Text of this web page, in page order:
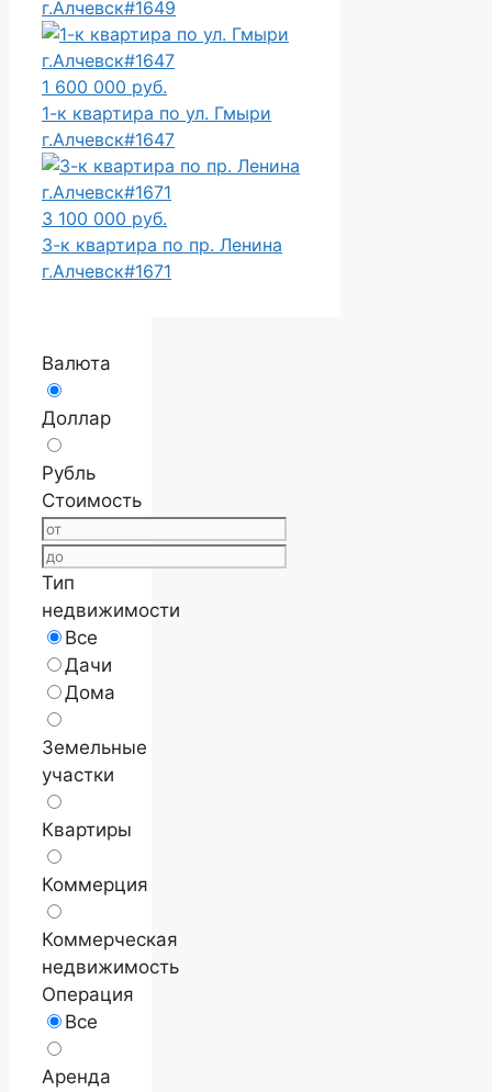
г.Алчевск#1649
1 600 000 руб.
1-к квартира по ул. Гмыри
г.Алчевск#1647
3 100 000 руб.
3-к квартира по пр. Ленина
г.Алчевск#1671
Валюта
Доллар
Рубль
Стоимость
Тип
недвижимости
Все
Дачи
Дома
Земельные
участки
Квартиры
Коммерция
Коммерческая
недвижимость
Операция
Все
Аренда